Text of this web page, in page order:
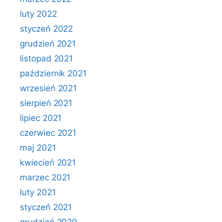
luty 2022
styczeń 2022
grudzień 2021
listopad 2021
październik 2021
wrzesień 2021
sierpień 2021
lipiec 2021
czerwiec 2021
maj 2021
kwiecień 2021
marzec 2021
luty 2021
styczeń 2021